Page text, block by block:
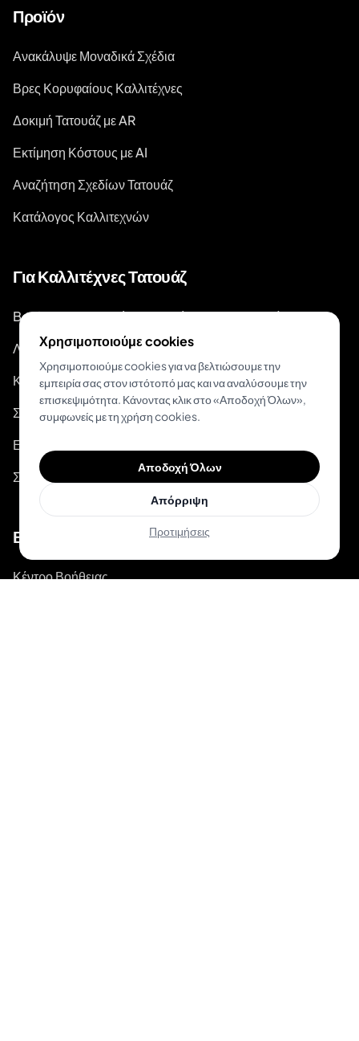
Προϊόν
Ανακάλυψε Μοναδικά Σχέδια
Βρες Κορυφαίους Καλλιτέχνες
Δοκιμή Τατουάζ με AR
Εκτίμηση Κόστους με AI
Αναζήτηση Σχεδίων Τατουάζ
Κατάλογος Καλλιτεχνών
Για Καλλιτέχνες Τατουάζ
BookPay — Πλατφόρμα Κρατήσεων για Καλλιτέχνες
Λειτουργίες
Κόστος
Σύγκριση Ανταγωνισμού
Εγγραφή
Σύνδεση
Βοήθεια
Κέντρο Βοήθειας
Χρησιμοποιούμε cookies
Χρησιμοποιούμε cookies για να βελτιώσουμε την
εμπειρία σας στον ιστότοπό μας και να αναλύσουμε την
επισκεψιμότητα. Κάνοντας κλικ στο «Αποδοχή Όλων»,
συμφωνείς με τη χρήση cookies.
Αποδοχή Όλων
Απόρριψη
Προτιμήσεις